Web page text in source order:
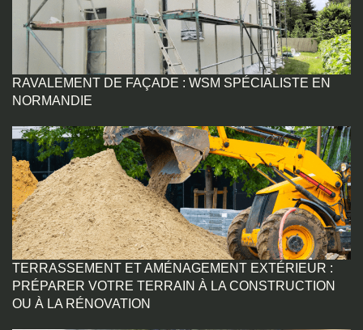
RAVALEMENT DE FAÇADE : WSM SPÉCIALISTE EN
NORMANDIE
TERRASSEMENT ET AMÉNAGEMENT EXTÉRIEUR :
PRÉPARER VOTRE TERRAIN À LA CONSTRUCTION
OU À LA RÉNOVATION